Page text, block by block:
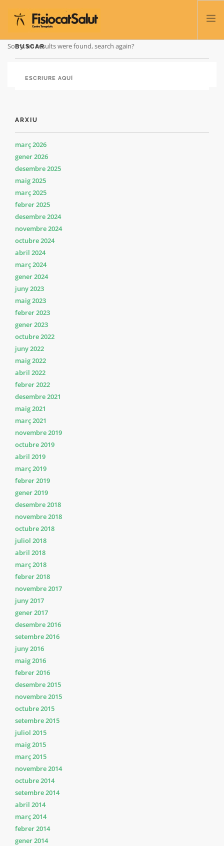
BLOC
Sorry, no results were found, search again?
BUSCAR
ARXIU
març 2026
gener 2026
desembre 2025
maig 2025
març 2025
febrer 2025
desembre 2024
novembre 2024
octubre 2024
abril 2024
març 2024
gener 2024
juny 2023
maig 2023
febrer 2023
gener 2023
octubre 2022
juny 2022
maig 2022
abril 2022
febrer 2022
desembre 2021
maig 2021
març 2021
novembre 2019
octubre 2019
abril 2019
març 2019
febrer 2019
gener 2019
desembre 2018
novembre 2018
octubre 2018
juliol 2018
abril 2018
març 2018
febrer 2018
novembre 2017
juny 2017
gener 2017
desembre 2016
setembre 2016
juny 2016
maig 2016
febrer 2016
desembre 2015
novembre 2015
octubre 2015
setembre 2015
juliol 2015
maig 2015
març 2015
novembre 2014
octubre 2014
setembre 2014
abril 2014
març 2014
febrer 2014
gener 2014